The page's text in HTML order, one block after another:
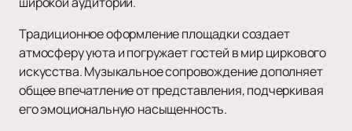
Традиционное оформление площадки создает
атмосферу уюта и погружает гостей в мир циркового
искусства. Музыкальное сопровождение дополняет
общее впечатление от представления, подчеркивая
его эмоциональную насыщенность.